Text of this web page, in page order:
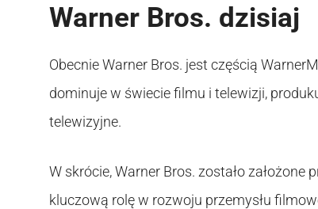
Warner Bros. dzisiaj
Obecnie Warner Bros. jest częścią
dominuje w świecie filmu i telewizji,
telewizyjne.
W skrócie, Warner Bros. zostało
kluczową rolę w rozwoju przemysłu